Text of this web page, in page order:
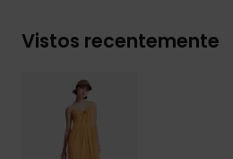
Vistos recentemente